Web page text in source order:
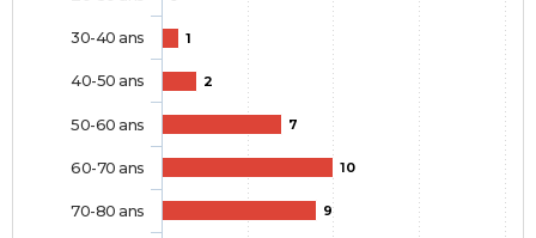
1
2
7
10
9
30-40 ans
40-50 ans
50-60 ans
60-70 ans
70-80 ans